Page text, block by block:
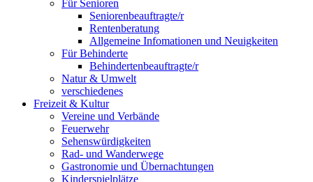
Für Senioren
Seniorenbeauftragte/r
Rentenberatung
Allgemeine Infomationen und Neuigkeiten
Für Behinderte
Behindertenbeauftragte/r
Natur & Umwelt
verschiedenes
Freizeit & Kultur
Vereine und Verbände
Feuerwehr
Sehenswürdigkeiten
Rad- und Wanderwege
Gastronomie und Übernachtungen
Kinderspielplätze